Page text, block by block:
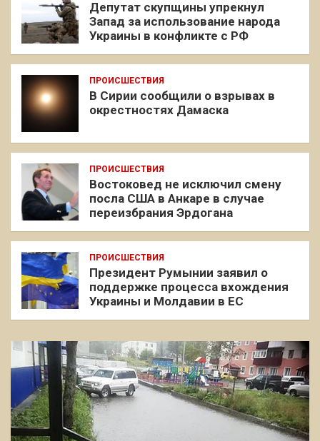
Депутат скупщины упрекнул
Запад за использование народа
Украины в конфликте с РФ
ПРОИСШЕСТВИЯ
В Сирии сообщили о взрывах в
окрестностях Дамаска
ПРОИСШЕСТВИЯ
Востоковед не исключил смену
посла США в Анкаре в случае
переизбрания Эрдогана
ПРОИСШЕСТВИЯ
Президент Румынии заявил о
поддержке процесса вхождения
Украины и Молдавии в ЕС